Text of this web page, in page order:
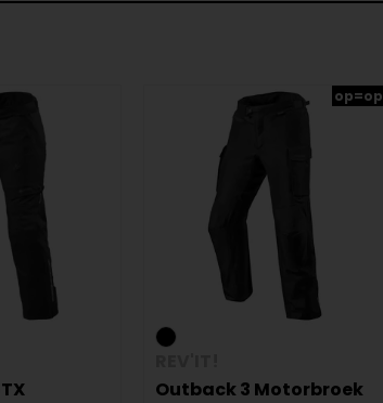
op=op
Outback 3 Motorbroek